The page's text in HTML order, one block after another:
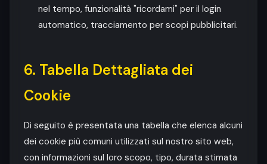
nel tempo, funzionalità "ricordami" per il login
automatico, tracciamento per scopi pubblicitari.
6. Tabella Dettagliata dei
Cookie
Di seguito è presentata una tabella che elenca alcuni
dei cookie più comuni utilizzati sul nostro sito web,
con informazioni sul loro scopo, tipo, durata stimata